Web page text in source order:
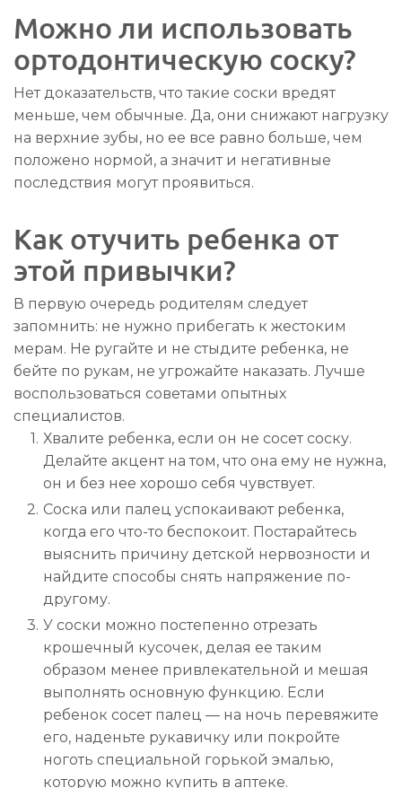
Можно ли использовать
ортодонтическую соску?
Нет доказательств, что такие соски вредят
меньше, чем обычные. Да, они снижают нагрузку
на верхние зубы, но ее все равно больше, чем
положено нормой, а значит и негативные
последствия могут проявиться.
Как отучить ребенка от
этой привычки?
В первую очередь родителям следует
запомнить: не нужно прибегать к жестоким
мерам. Не ругайте и не стыдите ребенка, не
бейте по рукам, не угрожайте наказать. Лучше
воспользоваться советами опытных
специалистов.
Хвалите ребенка, если он не сосет соску.
Делайте акцент на том, что она ему не нужна,
он и без нее хорошо себя чувствует.
Соска или палец успокаивают ребенка,
когда его что-то беспокоит. Постарайтесь
выяснить причину детской нервозности и
найдите способы снять напряжение по-
другому.
У соски можно постепенно отрезать
крошечный кусочек, делая ее таким
образом менее привлекательной и мешая
выполнять основную функцию. Если
ребенок сосет палец — на ночь перевяжите
его, наденьте рукавичку или покройте
ноготь специальной горькой эмалью,
которую можно купить в аптеке.